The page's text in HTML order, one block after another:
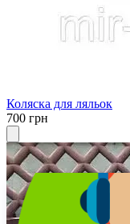
Коляска для ляльок
700 грн